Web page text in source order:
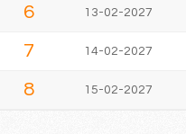
6 13-02-2027
7 14-02-2027
8 15-02-2027